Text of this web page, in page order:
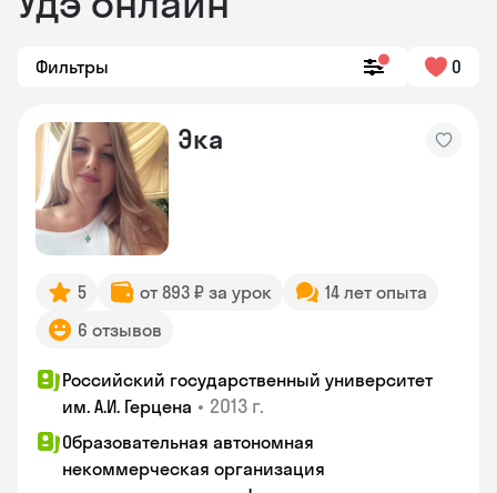
Фильтры 0
Эка
5 от 893 ₽ за урок
14 лет опыта
6 отзывов
Российский государственный университет
им. А.И. Герцена • 2013 г.
Образовательная автономная
некоммерческая организация